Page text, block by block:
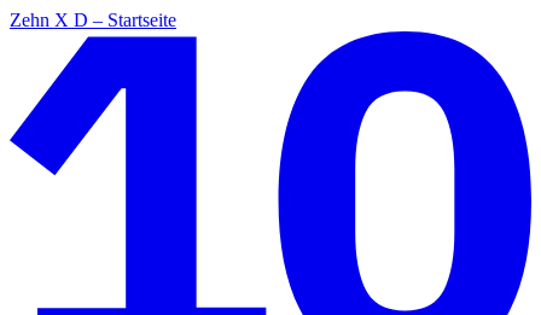
Zehn X D – Startseite